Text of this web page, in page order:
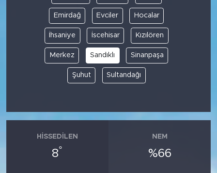
Emirdağ Evciler Hocalar
İhsaniye İscehisar Kızılören
Merkez Sandıklı Sinanpaşa
Şuhut Sultandağı
HISSEDILEN
8°
NEM
%66